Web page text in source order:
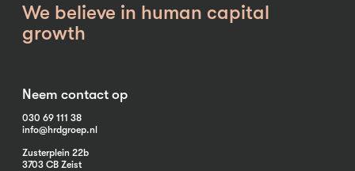
We believe in human capital
growth
Neem contact op
030 69 111 38
info@hrdgroep.nl
Zusterplein 22b
3703 CB Zeist